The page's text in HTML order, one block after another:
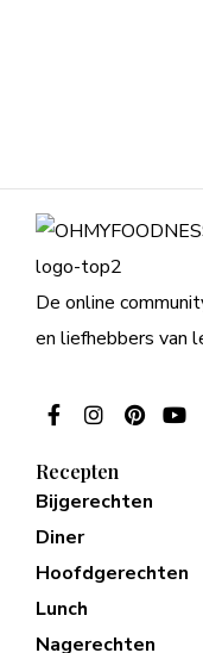
De online
en liefhebbers van
Recepten
Bijgerechten
Diner
Hoofdgerechten
Lunch
Nagerechten